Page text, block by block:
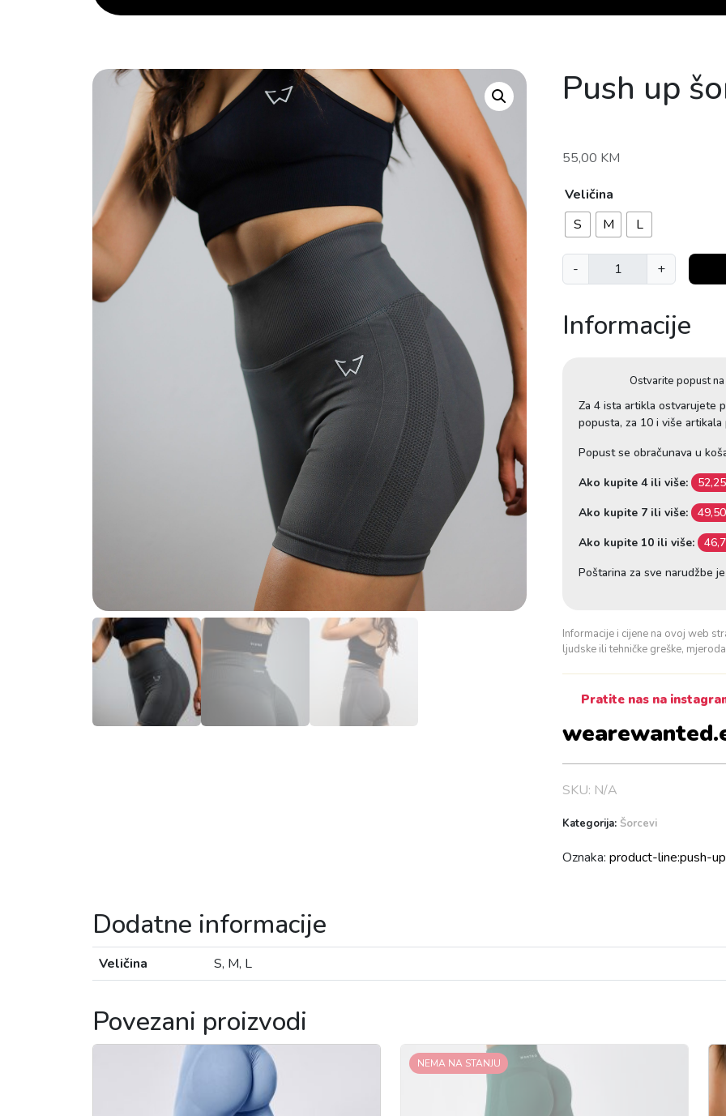
Push up
55,00 KM
Veličina
S
M L
-
P
u
h
u
i
n
a
+
Informacije
Ostvarite popust
Za 4 ista artikla ostvarujete
popusta, za 10 i više
Popust se obračunava u
Ako kupite 4 ili više:
Ako kupite 7 ili više:
Ako kupite 10 ili više:
Poštarina za sve narudžbe
Informacije i cijene na ovoj web
ljudske ili tehničke greške,
Pratite nas na
SKU: N/A
Kategorija: Šorcevi
Oznaka:product-line:push-up
Dodatne informacije
Veličina S, M, L
Povezani proizvodi
NEMA NA STANJU